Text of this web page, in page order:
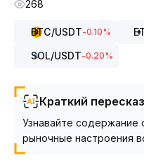
268
BTC/USDT-0.10%
SOL/USDT-0.20%
Краткий пересказ
Узнавайте содержание
рыночные настроения